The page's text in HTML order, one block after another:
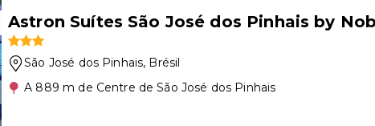
Astron Suítes São José dos Pinhais by
São José dos Pinhais, Brésil
A 889 m de Centre de São José dos Pinhais